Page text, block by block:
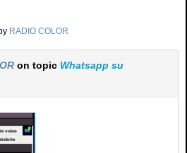
RADIO COLOR
on topic Whatsapp su